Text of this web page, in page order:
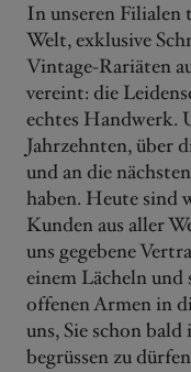
In unseren Filialen
Welt, exklusive
Vintage-Rariäten
vereint: die
echtes Handwerk.
Jahrzehnten, über
und an die
haben. Heute sind
Kunden aus aller
uns gegebene
einem Lächeln und
offenen Armen in
uns, Sie schon
begrüssen zu